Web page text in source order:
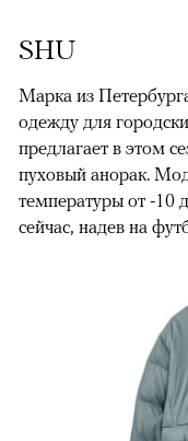
SHU
Марка из
одежду для
предлагает в этом
пуховый анорак.
температуры от -10
сейчас, надев на